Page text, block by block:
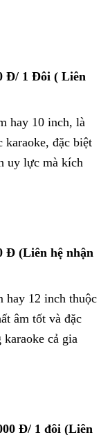
Đ/ 1 Đôi ( Liên
hay 10 inch, là
karaoke, đặc biệt
uy lực mà kích
Đ (Liên hệ nhận
hay 12 inch thuộc
âm tốt và đặc
cả gia
Đ/ 1 đôi (Liên